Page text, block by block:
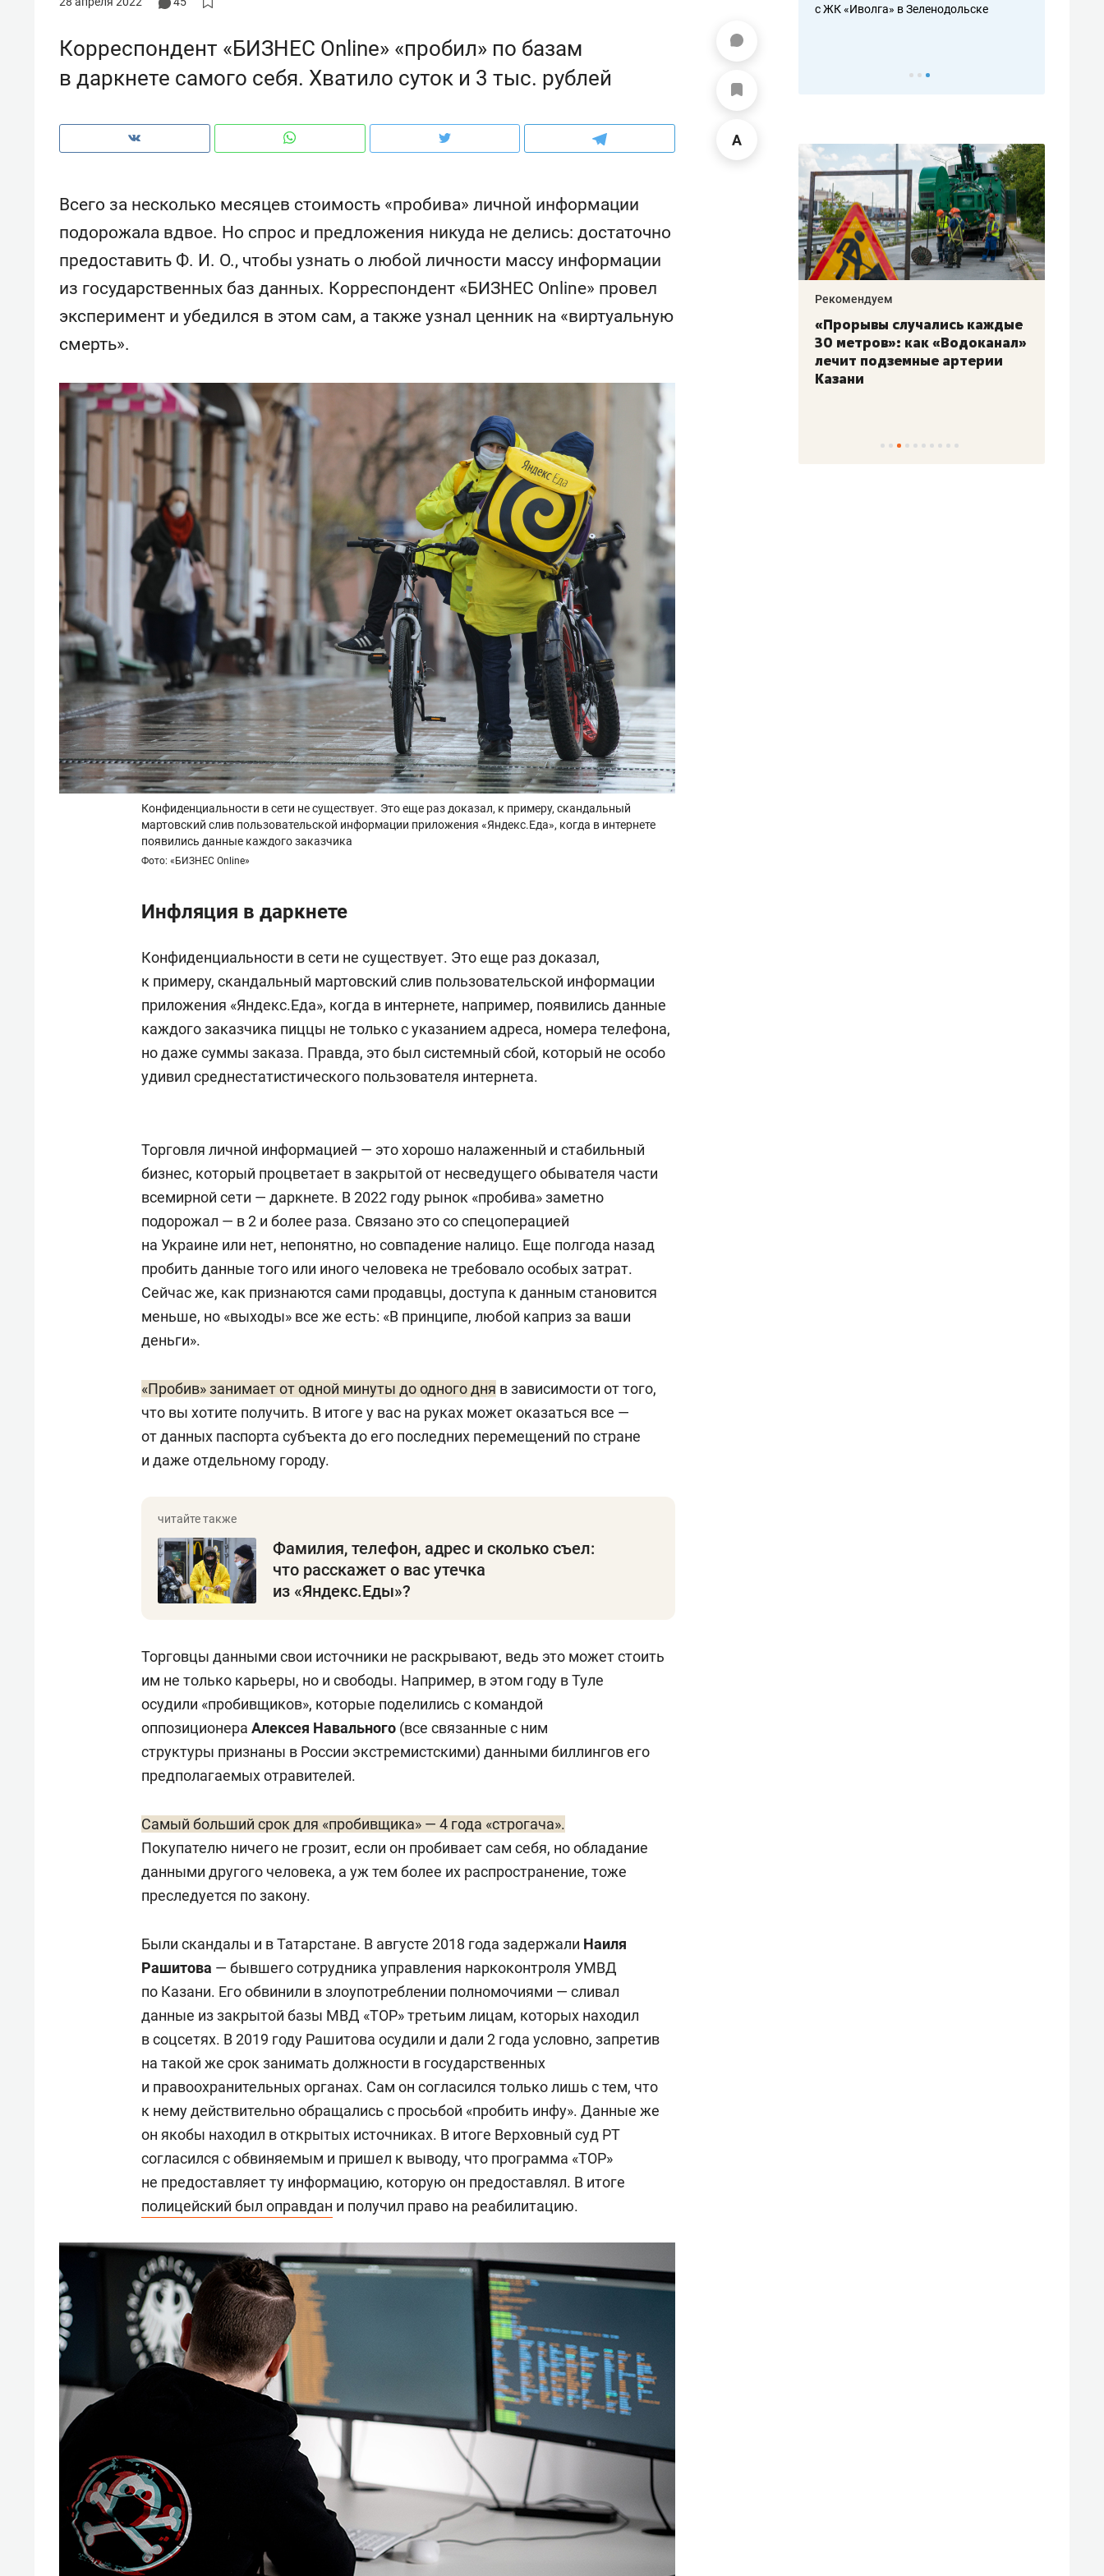
Корреспондент «БИЗНЕС Online» «пробил» по базам
в даркнете самого себя. Хватило суток и 3 тыс. рублей
Всего за несколько месяцев стоимость «пробива» личной информации
подорожала вдвое. Но спрос и предложения никуда не делись: достаточно
предоставить Ф. И. О., чтобы узнать о любой личности массу информации
из государственных баз данных. Корреспондент «БИЗНЕС Online» провел
эксперимент и убедился в этом сам, а также узнал ценник на «виртуальную
смерть».
Конфиденциальности в сети не существует. Это еще раз доказал, к примеру, скандальный
мартовский слив пользовательской информации приложения «Яндекс.Еда», когда в интернете
появились данные каждого заказчика
Фото: «БИЗНЕС Online»
Инфляция в даркнете
Конфиденциальности в сети не существует. Это еще раз доказал,
к примеру, скандальный мартовский слив пользовательской информации
приложения «Яндекс.Еда», когда в интернете, например, появились данные
каждого заказчика пиццы не только с указанием адреса, номера телефона,
но даже суммы заказа. Правда, это был системный сбой, который не особо
удивил среднестатистического пользователя интернета.
Торговля личной информацией — это хорошо налаженный и стабильный
бизнес, который процветает в закрытой от несведущего обывателя части
всемирной сети — даркнете. В 2022 году рынок «пробива» заметно
подорожал — в 2 и более раза. Связано это со спецоперацией
на Украине или нет, непонятно, но совпадение налицо. Еще полгода назад
пробить данные того или иного человека не требовало особых затрат.
Сейчас же, как признаются сами продавцы, доступа к данным становится
меньше, но «выходы» все же есть: «В принципе, любой каприз за ваши
деньги».
«Пробив» занимает от одной минуты до одного дня в зависимости от того,
что вы хотите получить. В итоге у вас на руках может оказаться все —
от данных паспорта субъекта до его последних перемещений по стране
и даже отдельному городу.
Фамилия, телефон, адрес и сколько съел:
что расскажет о вас утечка
из «Яндекс.Еды»?
Торговцы данными свои источники не раскрывают, ведь это может стоить
им не только карьеры, но и свободы. Например, в этом году в Туле
осудили «пробивщиков», которые поделились с командой
оппозиционера Алексея Навального (все связанные с ним
структуры признаны в России экстремистскими) данными биллингов его
предполагаемых отравителей.
Самый больший срок для «пробивщика» — 4 года «строгача».
Покупателю ничего не грозит, если он пробивает сам себя, но обладание
данными другого человека, а уж тем более их распространение, тоже
преследуется по закону.
Были скандалы и в Татарстане. В августе 2018 года задержали Наиля
Рашитова — бывшего сотрудника управления наркоконтроля УМВД
по Казани. Его обвинили в злоупотреблении полномочиями — сливал
данные из закрытой базы МВД «ТОР» третьим лицам, которых находил
в соцсетях. В 2019 году Рашитова осудили и дали 2 года условно, запретив
на такой же срок занимать должности в государственных
и правоохранительных органах. Сам он согласился только лишь с тем, что
к нему действительно обращались с просьбой «пробить инфу». Данные же
он якобы находил в открытых источниках. В итоге Верховный суд РТ
согласился с обвиняемым и пришел к выводу, что программа «ТОР»
не предоставляет ту информацию, которую он предоставлял. В итоге
полицейский был оправдан и получил право на реабилитацию.
с ЖК «Иволга» в Зеленодольске
с ЖК «Иволга» в Зеленодольске
Рекомендуем
«В банкротствах сегодня
ищут не активы, а людей,
отвечают личным
имуществом!»
Рекомендуем
Опыт выживания в дикой
состоянием как основа
антихрупких команд
Рекомендуем
Мексика, рок-концерт
«Гонка Героев»
Рекомендуем
«Прорывы случались каждые
30 метров»: как «Водоканал»
лечит подземные артерии
Казани